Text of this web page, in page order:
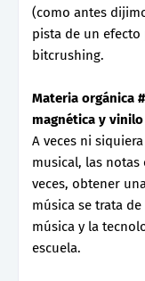
(como antes
pista de un
bitcrushing.
Materia orgánica
magnética y vinilo
A veces ni
musical, las
veces, obtener
música se trata
música y la
escuela.